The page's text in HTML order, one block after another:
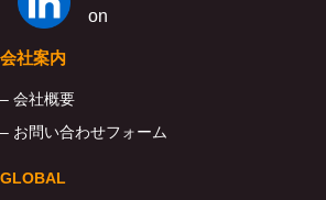
会社案内
– 会社概要
– お問い合わせフォーム
GLOBAL